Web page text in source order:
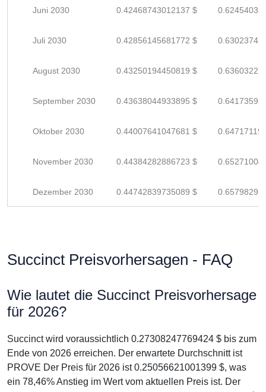
Juni 2030 0.42468743012137 $
Juli 2030 0.42856145681772 $
August 2030 0.43250194450819 $
September 2030 0.43638044933895 $
Oktober 2030 0.44007641047681 $
November 2030 0.44384282886723 $
Dezember 2030 0.44742839735089 $
Succinct Preisvorhersagen - FAQ
Wie lautet die Succinct Preisvorhersage
für 2026?
Succinct wird voraussichtlich 0.27308247769424 $ bis zum
Ende von 2026 erreichen. Der erwartete Durchschnitt ist
PROVE Der Preis für 2026 ist 0.25056621001399 $, was
ein 78,46% Anstieg im Wert vom aktuellen Preis ist. Der